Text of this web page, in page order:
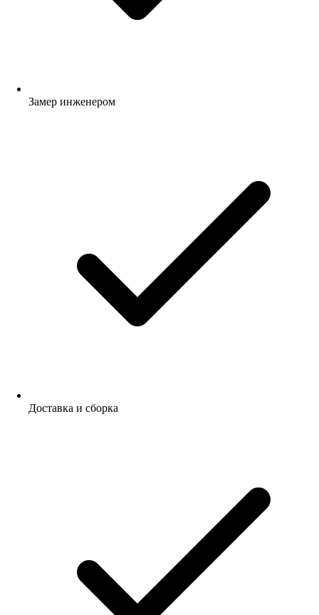
Замер инженером
Доставка и сборка